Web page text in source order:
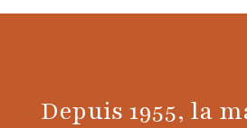
Depuis 1955, la